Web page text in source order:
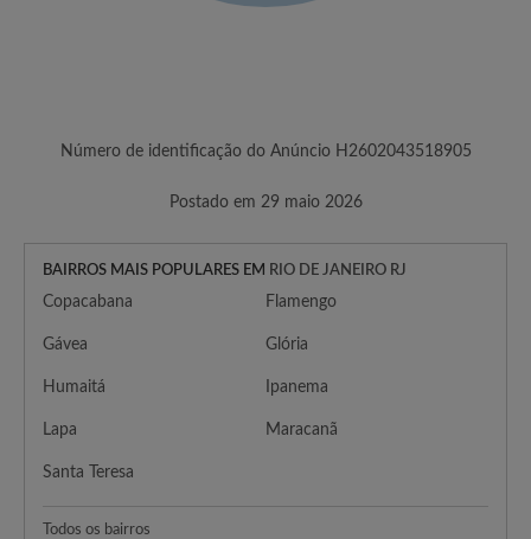
Número de identificação do Anúncio H2602043518905
Postado em 29 maio 2026
BAIRROS MAIS POPULARES EM RIO DE JANEIRO RJ
Copacabana Flamengo
Gávea Glória
Humaitá Ipanema
Lapa Maracanã
Santa Teresa
Todos os bairros